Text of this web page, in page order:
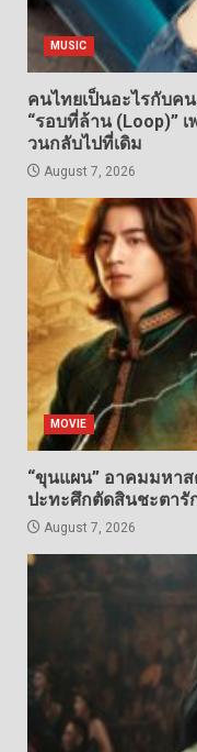
MUSIC
คนไทยเป็นอะไรกับคน
“รอบที่ล้าน (Loop)”
วนกลับไปที่เดิม
August 7, 2026
MOVIE
“ขุนแผน” อาคมมหา
ปะทะศึกตัดสินชะตารั
August 7, 2026